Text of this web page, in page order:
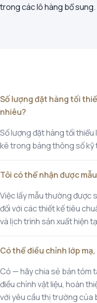
trong các lô hàng bổ sung.
Số lượng đặt hàng tối
nhiêu?
Số lượng đặt hàng tối
kê trong bảng thông số kỹ
Tôi có thể nhận được
Việc lấy mẫu thường được
đối với các thiết kế tiêu
và lịch trình sản xuất hiện
Có thể điều chỉnh lớp
Có — hãy chia sẻ bản tóm
điều chỉnh vật liệu, hoàn
với yêu cầu thị trường của